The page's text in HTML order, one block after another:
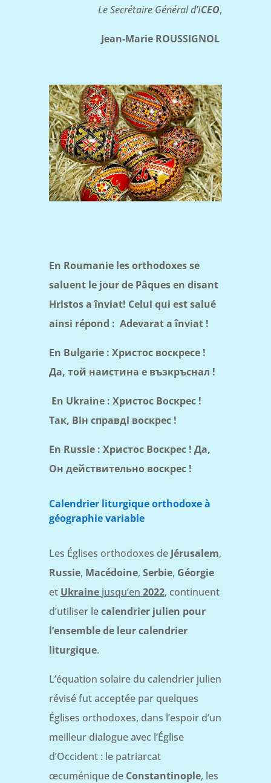
Le Secrétaire Général d’ICEO,
Jean-Marie ROUSSIGNOL
En Roumanie les orthodoxes se
saluent le jour de Pâques en disant
Hristos a înviat! Celui qui est salué
ainsi répond : Adevarat a înviat !
En Bulgarie : Христос воскресе !
Да, той наистина е възкръснал !
En Ukraine : Христос Воскрес !
Так, Він справді воскрес !
En Russie : Христос Воскрес ! Да,
Он действительно воскрес !
Calendrier liturgique orthodoxe à
géographie variable
Les Églises orthodoxes de Jérusalem,
Russie, Macédoine, Serbie, Géorgie
et Ukraine jusqu’en 2022, continuent
d’utiliser lecalendrier julien pour
l’ensemble de leur calendrier
liturgique.
L’équation solaire du calendrier julien
révisé fut acceptée par quelques
Églises orthodoxes, dans l’espoir d’un
meilleur dialogue avec l’Église
d’Occident : le patriarcat
œcuménique de Constantinople, les